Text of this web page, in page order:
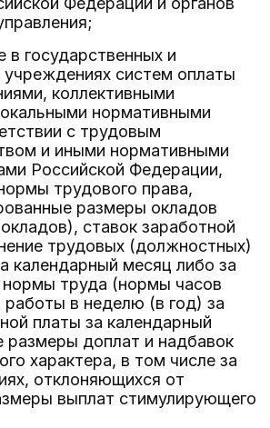
в государственных и
систем оплаты
коллективными
нормативными
с трудовым
и иными нормативными
Российской Федерации,
трудового права,
размеры окладов
ставок заработной
трудовых (должностных)
календарный месяц либо за
нормы труда (нормы часов
работы в неделю (в год) за
платы за календарный
размеры доплат и надбавок
характера, в том числе за
отклоняющихся от
выплат стимулирующего